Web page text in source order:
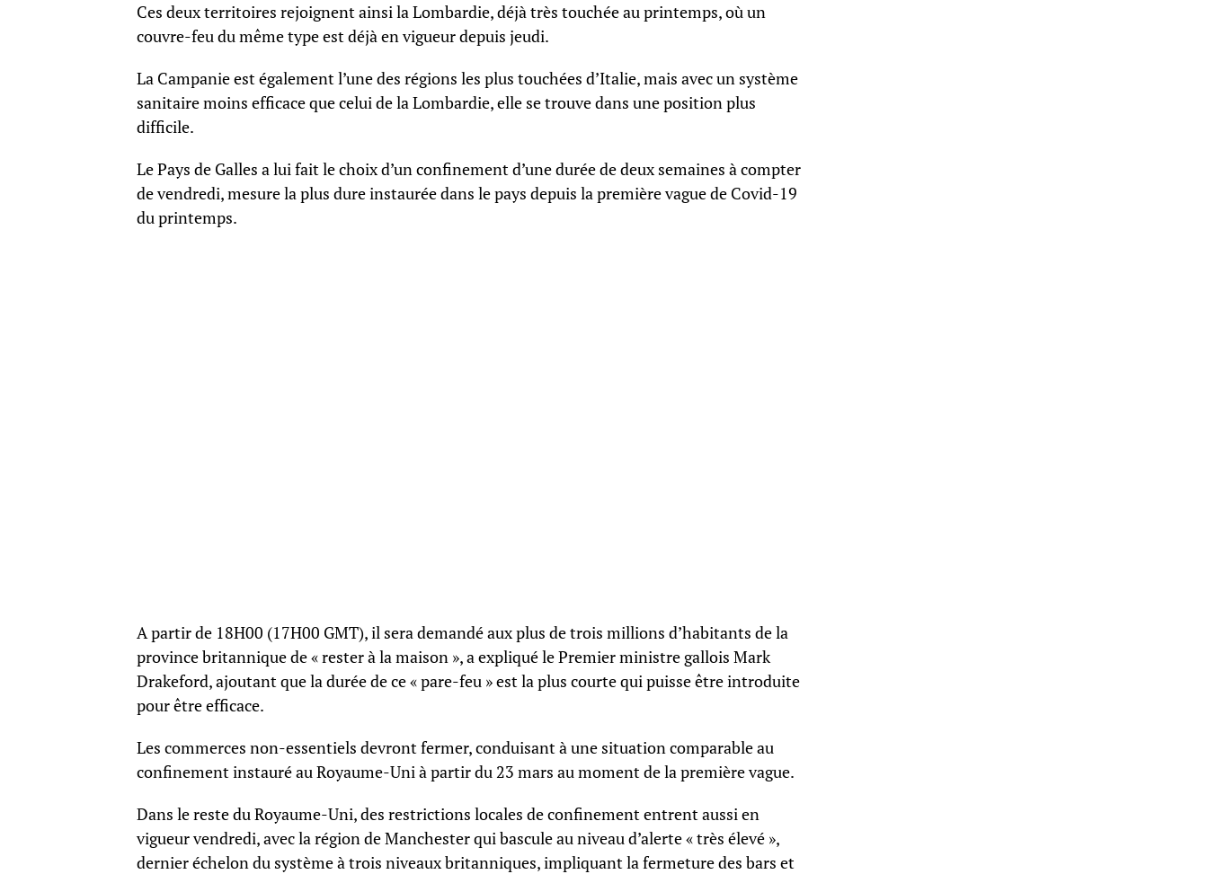
Ces deux territoires rejoignent ainsi la Lombardie, déjà très touchée au printemps, où un
couvre-feu du même type est déjà en vigueur depuis jeudi.
La Campanie est également l’une des régions les plus touchées d’Italie, mais avec un système
sanitaire moins efficace que celui de la Lombardie, elle se trouve dans une position plus
difficile.
Le Pays de Galles a lui fait le choix d’un confinement d’une durée de deux semaines à compter
de vendredi, mesure la plus dure instaurée dans le pays depuis la première vague de Covid-19
du printemps.
A partir de 18H00 (17H00 GMT), il sera demandé aux plus de trois millions d’habitants de la
province britannique de « rester à la maison », a expliqué le Premier ministre gallois Mark
Drakeford, ajoutant que la durée de ce « pare-feu » est la plus courte qui puisse être introduite
pour être efficace.
Les commerces non-essentiels devront fermer, conduisant à une situation comparable au
confinement instauré au Royaume-Uni à partir du 23 mars au moment de la première vague.
Dans le reste du Royaume-Uni, des restrictions locales de confinement entrent aussi en
vigueur vendredi, avec la région de Manchester qui bascule au niveau d’alerte « très élevé »,
dernier échelon du système à trois niveaux britanniques, impliquant la fermeture des bars et